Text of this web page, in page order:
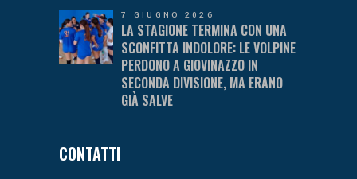
7 GIUGNO 2026
LA STAGIONE TERMINA CON UNA
SCONFITTA INDOLORE: LE VOLPINE
PERDONO A GIOVINAZZO IN
SECONDA DIVISIONE, MA ERANO
GIÀ SALVE
CONTATTI